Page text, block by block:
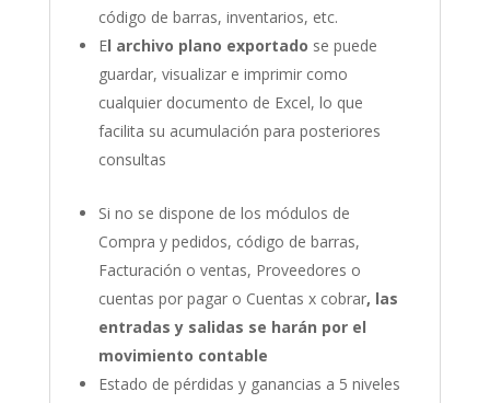
código de barras, inventarios, etc.
El archivo plano exportado se puede
guardar, visualizar e imprimir como
cualquier documento de Excel, lo que
facilita su acumulación para posteriores
consultas
Si no se dispone de los módulos de
Compra y pedidos, código de barras,
Facturación o ventas, Proveedores o
cuentas por pagar o Cuentas x cobrar, las
entradas y salidas se harán por el
movimiento contable
Estado de pérdidas y ganancias a 5 niveles